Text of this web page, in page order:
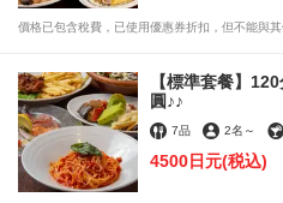
價格已包含稅費，已使用優惠券折扣，但不能與其
【標準套餐】
圓♪♪
7品 2名 ～
4500日元(税込)